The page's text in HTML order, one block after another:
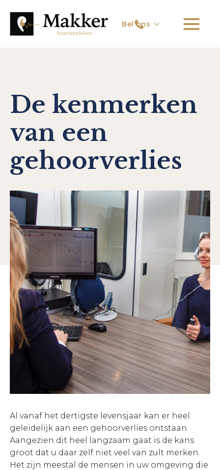
Bel ons
De kenmerken
van een
gehoorverlies
Al vanaf het dertigste levensjaar kan er heel
geleidelijk aan een gehoorverlies ontstaan.
Aangezien dit heel langzaam gaat is de kans
groot dat u daar zelf niet veel van zult merken.
Het zijn meestal de mensen in uw omgeving die